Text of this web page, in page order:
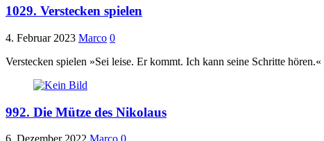
1029. Verstecken spielen
4. Februar 2023 Marco 0
Verstecken spielen »Sei leise. Er kommt. Ich kann seine Schritte
992. Die Mütze des Nikolaus